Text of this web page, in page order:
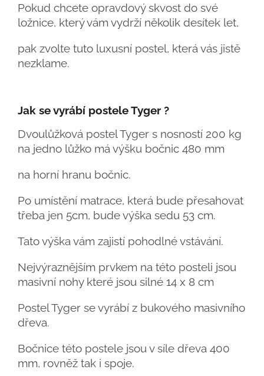
Pokud chcete opravdový skvost do své
ložnice, který vám vydrží několik desítek let,
pak zvolte tuto luxusní postel, která vás jistě
nezklame.
Jak se vyrábí postele Tyger ?
Dvoulůžková postel Tyger s nosností 200 kg
na jedno lůžko má výšku bočnic 480 mm
na horní hranu bočnic.
Po umístění matrace, která bude přesahovat
třeba jen 5cm, bude výška sedu 53 cm.
Tato výška vám zajistí pohodlné vstávání.
Nejvýraznějším prvkem na této posteli jsou
masivní nohy které jsou silné 14 x 8 cm
Postel Tyger se vyrábí z bukového masivního
dřeva.
Bočnice této postele jsou v síle dřeva 400
mm, rovněž tak i spoje.